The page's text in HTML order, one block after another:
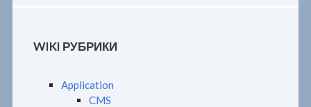
WIKI РУБРИКИ
Application
CMS